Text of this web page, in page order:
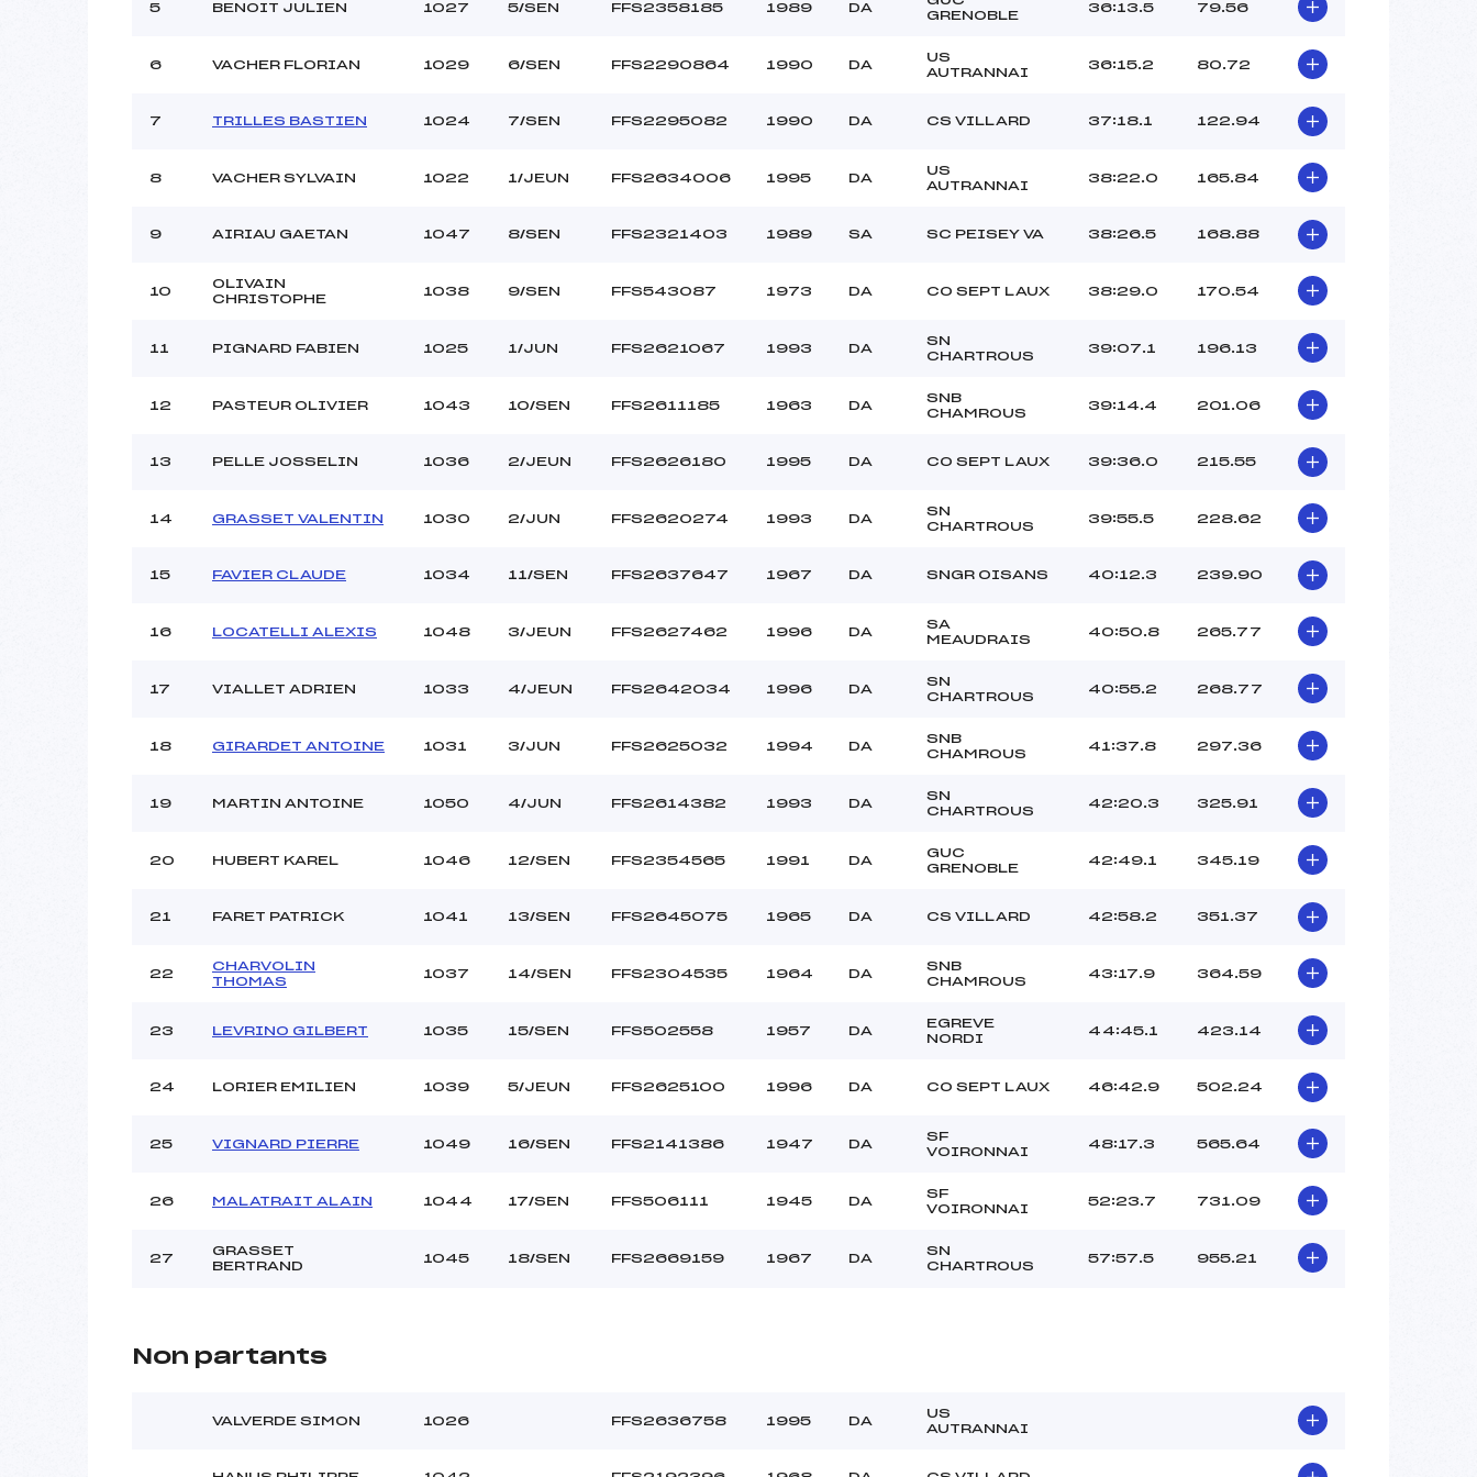
5 BENOIT JULIEN 1027 5/SEN FFS2358185 1989 DA
GRENOBLE
36:13.5 79.56
6 VACHER FLORIAN 1029 6/SEN FFS2290864 1990 DA
US
AUTRANNAI
36:15.2 80.72
7 TRILLES BASTIEN 1024 7/SEN FFS2295082 1990 DA CS VILLARD 37:18.1 122.94
8 VACHER SYLVAIN 1022 1/JEUN FFS2634006 1995 DA
US
AUTRANNAI
38:22.0 165.84
9 AIRIAU GAETAN 1047 8/SEN FFS2321403 1989 SA SC PEISEY VA 38:26.5 168.88
10
OLIVAIN
CHRISTOPHE
1038 9/SEN FFS543087 1973 DA CO SEPT LAUX 38:29.0 170.54
11 PIGNARD FABIEN 1025 1/JUN FFS2621067 1993 DA
SN
CHARTROUS
39:07.1 196.13
12 PASTEUR OLIVIER 1043 10/SEN FFS2611185 1963 DA
SNB
CHAMROUS
39:14.4 201.06
13 PELLE JOSSELIN 1036 2/JEUN FFS2626180 1995 DA CO SEPT LAUX 39:36.0 215.55
14 GRASSET VALENTIN 1030 2/JUN FFS2620274 1993 DA
SN
CHARTROUS
39:55.5 228.62
15 FAVIER CLAUDE 1034 11/SEN FFS2637647 1967 DA SNGR OISANS 40:12.3 239.90
16 LOCATELLI ALEXIS 1048 3/JEUN FFS2627462 1996 DA
SA
MEAUDRAIS
40:50.8 265.77
17 VIALLET ADRIEN 1033 4/JEUN FFS2642034 1996 DA
SN
CHARTROUS
40:55.2 268.77
18 GIRARDET ANTOINE 1031 3/JUN FFS2625032 1994 DA
SNB
CHAMROUS
41:37.8 297.36
19 MARTIN ANTOINE 1050 4/JUN FFS2614382 1993 DA
SN
CHARTROUS
42:20.3 325.91
20 HUBERT KAREL 1046 12/SEN FFS2354565 1991 DA
GUC
GRENOBLE
42:49.1 345.19
21 FARET PATRICK 1041 13/SEN FFS2645075 1965 DA CS VILLARD 42:58.2 351.37
22
CHARVOLIN
THOMAS
1037 14/SEN FFS2304535 1964 DA
SNB
CHAMROUS
43:17.9 364.59
23 LEVRINO GILBERT 1035 15/SEN FFS502558 1957 DA
EGREVE
NORDI
44:45.1 423.14
24 LORIER EMILIEN 1039 5/JEUN FFS2625100 1996 DA CO SEPT LAUX 46:42.9 502.24
25 VIGNARD PIERRE 1049 16/SEN FFS2141386 1947 DA
SF
VOIRONNAI
48:17.3 565.64
26 MALATRAIT ALAIN 1044 17/SEN FFS506111 1945 DA
SF
VOIRONNAI
52:23.7 731.09
27
GRASSET
BERTRAND
1045 18/SEN FFS2669159 1967 DA
SN
CHARTROUS
57:57.5 955.21
Non partants
VALVERDE SIMON 1026 FFS2636758 1995 DA
US
AUTRANNAI